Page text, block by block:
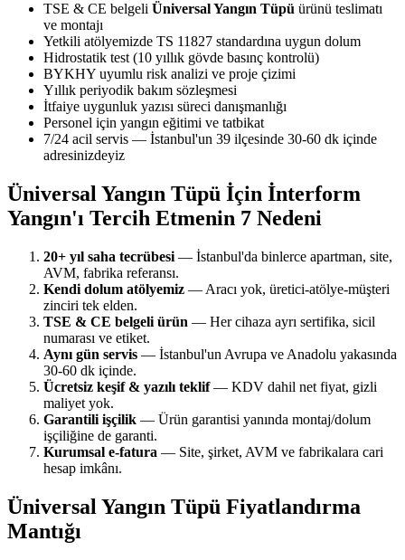
TSE & CE belgeli Üniversal Yangın Tüpü ürünü teslimatı
ve montajı
Yetkili atölyemizde TS 11827 standardına uygun dolum
Hidrostatik test (10 yıllık gövde basınç kontrolü)
BYKHY uyumlu risk analizi ve proje çizimi
Yıllık periyodik bakım sözleşmesi
İtfaiye uygunluk yazısı süreci danışmanlığı
Personel için yangın eğitimi ve tatbikat
7/24 acil servis — İstanbul'un 39 ilçesinde 30-60 dk içinde
adresinizdeyiz
Üniversal Yangın Tüpü İçin İnterform
Yangın'ı Tercih Etmenin 7 Nedeni
20+ yıl saha tecrübesi — İstanbul'da binlerce apartman, site,
AVM, fabrika referansı.
Kendi dolum atölyemiz — Aracı yok, üretici-atölye-müşteri
zinciri tek elden.
TSE & CE belgeli ürün — Her cihaza ayrı sertifika, sicil
numarası ve etiket.
Aynı gün servis — İstanbul'un Avrupa ve Anadolu yakasında
30-60 dk içinde.
Ücretsiz keşif & yazılı teklif— KDV dahil net fiyat, gizli
maliyet yok.
Garantili işçilik — Ürün garantisi yanında montaj/dolum
işçiliğine de garanti.
Kurumsal e-fatura — Site, şirket, AVM ve fabrikalara cari
hesap imkânı.
Üniversal Yangın Tüpü Fiyatlandırma
Mantığı